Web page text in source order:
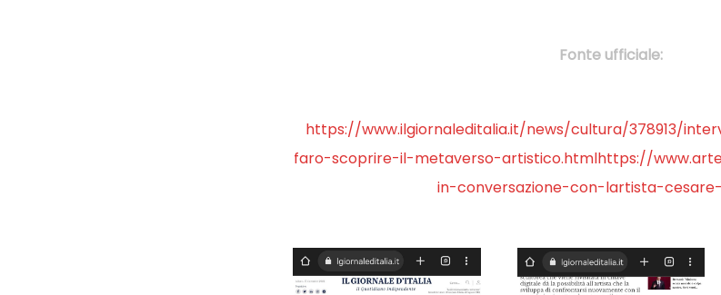
Fonte ufficiale:
https://www.ilgiornaleditalia.it/news/cultura/378913/
faro-scoprire-il-metaverso-artistico.htmlhttps://
in-conversazione-con-lartista-